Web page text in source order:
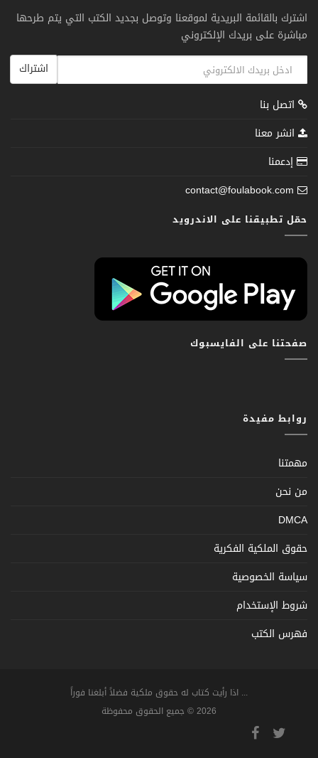
اشترك بالقائمة البريدية لموقعنا وتوصل بجديد الكتب التي يتم طرحها
مباشرة على بريدك الإلكتروني
اشتراك
اتصل بنا
انشر معنا
إدعمنا
contact@foulabook.com
حمّل تطبيقنا على الاندرويد
صفحتنا على الفايسبوك
روابط مفيدة
مهمتنا
من نحن
DMCA
حقوق الملكية الفكرية
سياسة الخصوصية
شروط الإستخدام
فهرس الكتب
... اذا رأيت كتاب له حقوق ملكية فضلاً أبلغنا فوراً
2026 © جميع الحقوق محفوظة